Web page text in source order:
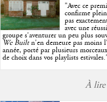
"Avec ce
confirme
pas
avec une
groupe s'aventurer un peu plus
We Builtn'en demeure pas moins
année, porté par plusieurs
de choix dans vos playlists estivales.
À lire